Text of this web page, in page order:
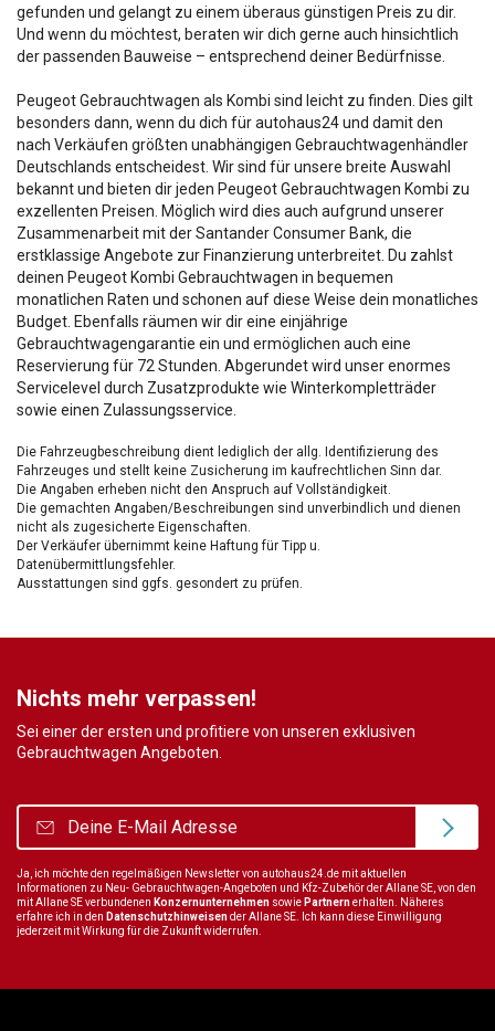
gefunden und gelangt zu einem überaus günstigen Preis zu dir.
Und wenn du möchtest, beraten wir dich gerne auch hinsichtlich
der passenden Bauweise – entsprechend deiner Bedürfnisse.
Peugeot Gebrauchtwagen als Kombi sind leicht zu finden. Dies gilt
besonders dann, wenn du dich für autohaus24 und damit den
nach Verkäufen größten unabhängigen Gebrauchtwagenhändler
Deutschlands entscheidest. Wir sind für unsere breite Auswahl
bekannt und bieten dir jeden Peugeot Gebrauchtwagen Kombi zu
exzellenten Preisen. Möglich wird dies auch aufgrund unserer
Zusammenarbeit mit der Santander Consumer Bank, die
erstklassige Angebote zur Finanzierung unterbreitet. Du zahlst
deinen Peugeot Kombi Gebrauchtwagen in bequemen
monatlichen Raten und schonen auf diese Weise dein monatliches
Budget. Ebenfalls räumen wir dir eine einjährige
Gebrauchtwagengarantie ein und ermöglichen auch eine
Reservierung für 72 Stunden. Abgerundet wird unser enormes
Servicelevel durch Zusatzprodukte wie Winterkompletträder
sowie einen Zulassungsservice.
Die Fahrzeugbeschreibung dient lediglich der allg. Identifizierung des
Fahrzeuges und stellt keine Zusicherung im kaufrechtlichen Sinn dar.
Die Angaben erheben nicht den Anspruch auf Vollständigkeit.
Die gemachten Angaben/Beschreibungen sind unverbindlich und dienen
nicht als zugesicherte Eigenschaften.
Der Verkäufer übernimmt keine Haftung für Tipp u.
Datenübermittlungsfehler.
Ausstattungen sind ggfs. gesondert zu prüfen.
Nichts mehr verpassen!
Sei einer der ersten und profitiere von unseren exklusiven
Gebrauchtwagen Angeboten.
Ja, ich möchte den regelmäßigen Newsletter von autohaus24.de mit aktuellen
Informationen zu Neu- Gebrauchtwagen-Angeboten und Kfz-Zubehör der Allane SE, von den
mit Allane SE verbundenen Konzernunternehmen sowie Partnernerhalten. Näheres
erfahre ich in den Datenschutzhinweisender Allane SE. Ich kann diese Einwilligung
jederzeit mit Wirkung für die Zukunft widerrufen.